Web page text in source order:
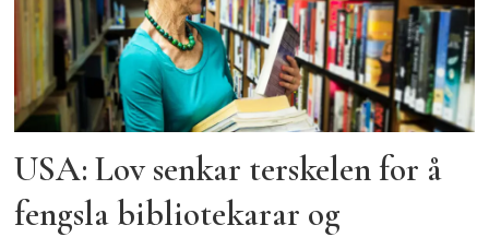
USA: Lov senkar terskelen for å
fengsla bibliotekarar og